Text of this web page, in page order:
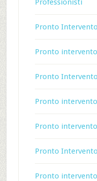
Professionisti
Pronto
Pronto
Pronto
Pronto
Pronto
Pronto
Pronto